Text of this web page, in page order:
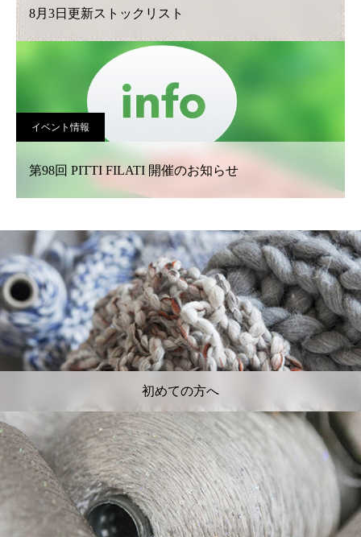
8月3日更新ストックリスト
イベント情報
第98回 PITTI FILATI 開催のお知らせ
初めての方へ